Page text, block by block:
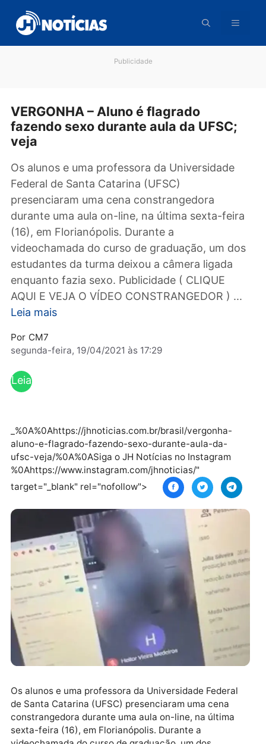
para
conteúdo
VERGONHA – Aluno é flagrado
fazendo sexo durante aula da UFSC;
Os alunos e uma professora da Universidade
Federal de Santa Catarina (UFSC)
presenciaram uma cena constrangedora
durante uma aula on-line, na última sexta-
(16), em Florianópolis. Durante a
videochamada do curso de graduação, um
estudantes da turma deixou a câmera ligada
enquanto fazia sexo. Publicidade ( CLIQUE
Leia mais
Por CM7
segunda-feira, 19/04/2021 às 17:29
mai
s
_%0A%0Ahttps://jhnoticias.com.br/brasil/vergonha-
aluno-e-flagrado-fazendo-sexo-durante-aula-da-
ufsc-veja/%0A%0ASiga o JH Notícias no Instagram
%0Ahttps://www.instagram.com/jhnoticias/"
target="_blank" rel="nofollow">